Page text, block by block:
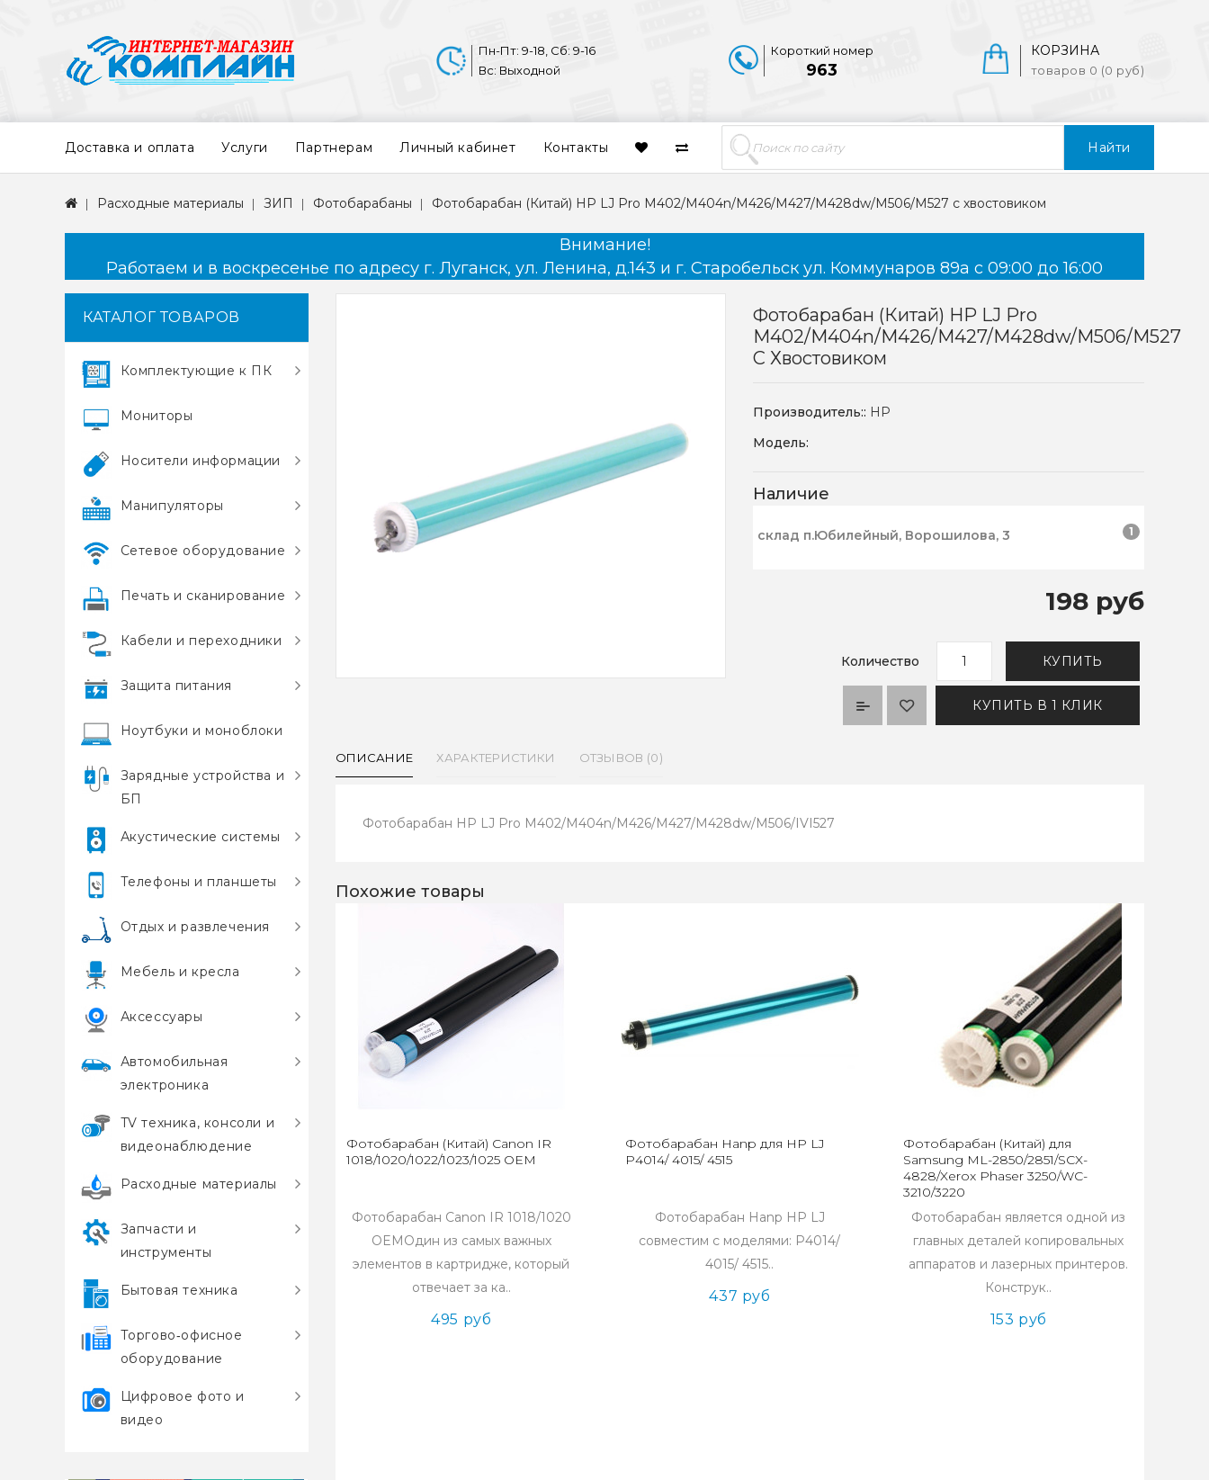
Найти
КОРЗИНА
товаров 0 (0 руб)
Короткий номер
963
Пн-Пт: 9-18, Сб: 9-16
Вс: Выходной
Доставка и оплата Услуги Партнерам Личный кабинет Контакты
Расходные материалы ЗИП Фотобарабаны Фотобарабан (Китай) HP LJ Pro M402/M404n/M426/M427/M428dw/M506/M527 с хвостовиком
Внимание!
Работаем и в воскресенье по адресу г. Луганск, ул. Ленина, д.143 и г. Старобельск ул. Коммунаров 89а с 09:00 до 16:00
КАТАЛОГ ТОВАРОВ
Комплектующие к ПК
Мониторы
Носители информации
Манипуляторы
Сетевое оборудование
Печать и сканирование
Кабели и переходники
Защита питания
Ноутбуки и моноблоки
Зарядные устройства и
БП
Акустические системы
Телефоны и планшеты
Отдых и развлечения
Мебель и кресла
Аксессуары
Автомобильная
электроника
TV техника, консоли и
видеонаблюдение
Расходные материалы
Запчасти и
инструменты
Бытовая техника
Торгово‑офисное
оборудование
Цифровое фото и
видео
Фотобарабан (Китай) HP LJ Pro
M402/M404n/M426/M427/M428dw/M506/M527
С Хвостовиком
Производитель:: HP
Модель:
Наличие
склад п.Юбилейный, Ворошилова, 3 1
198 руб
Количество КУПИТЬ
КУПИТЬ В 1 КЛИК
ОПИСАНИЕ ХАРАКТЕРИСТИКИ ОТЗЫВОВ (0)
Фотобарабан HP LJ Pro M402/M404n/M426/M427/M428dw/M506/IVI527
Похожие товары
Фотобарабан (Китай) Canon IR
1018/1020/1022/1023/1025 OEM
Фотобарабан Canon IR 1018/1020
OEMОдин из самых важных
элементов в картридже, который
отвечает за ка..
495 руб
Фотобарабан Hanp для HP LJ
P4014/ 4015/ 4515
Фотобарабан Hanp HP LJ
совместим с моделями: P4014/
4015/ 4515..
437 руб
Фотобарабан (Китай) для
Samsung ML-2850/2851/SCX-
4828/Xerox Phaser 3250/WC-
3210/3220
Фотобарабан является одной из
главных деталей копировальных
аппаратов и лазерных принтеров.
Конструк..
153 руб